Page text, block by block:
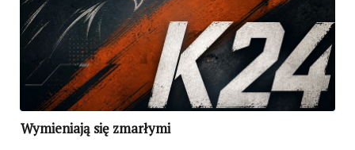
Wymieniają się zmarłymi